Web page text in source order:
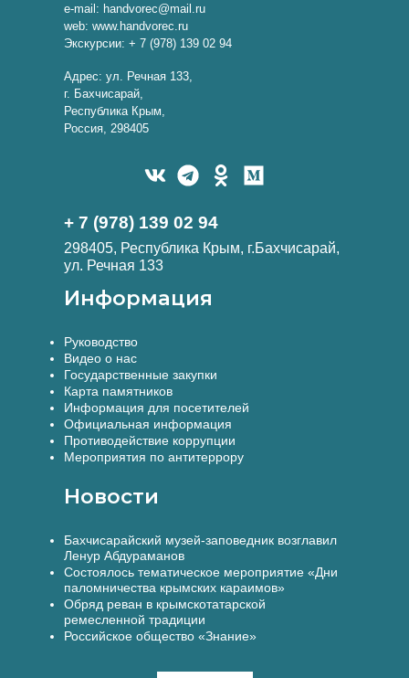
e-mail: handvorec@mail.ru
web: www.handvorec.ru
Экскурсии: + 7 (978) 139 02 94
Адрес: ул. Речная 133,
г. Бахчисарай,
Республика Крым,
Россия, 298405
+ 7 (978) 139 02 94
298405, Республика Крым, г.Бахчисарай,
ул. Речная 133
Информация
Руководство
Видео о нас
Государственные закупки
Карта памятников
Информация для посетителей
Официальная информация
Противодействие коррупции
Мероприятия по антитеррору
Новости
Бахчисарайский музей-заповедник возглавил
Ленур Абдураманов
Состоялось тематическое мероприятие «Дни
паломничества крымских караимов»
Обряд реван в крымскотатарской
ремесленной традиции
Российское общество «Знание»